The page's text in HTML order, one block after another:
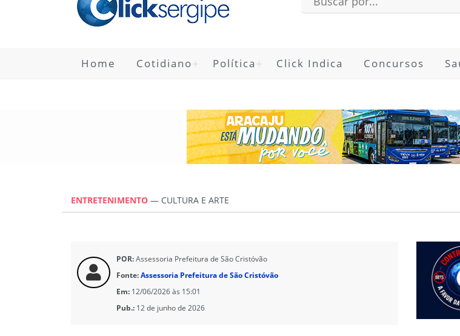
Home Cotidiano Política Click Indica Concursos
ENTRETENIMENTO — CULTURA E ARTE
POR:Assessoria Prefeitura de São Cristóvão
Fonte:Assessoria Prefeitura de São Cristóvão
Em: 12/06/2026 às 15:01
Pub.: 12 de junho de 2026